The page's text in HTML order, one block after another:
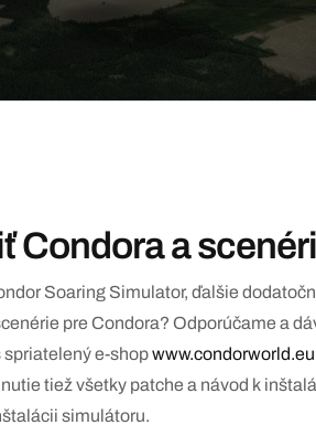
Condora a
Soaring Simulator, ďalšie
pre Condora? Odporúčame a
e-shopwww.condorworld.eu
tiež všetky patche a návod k
simulátoru.